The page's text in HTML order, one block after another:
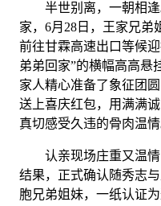
半世别离，一朝相逢
家，6月28日，王家兄弟
前往甘霖高速出口等候
弟弟回家”的横幅高高悬
家人精心准备了象征团
送上喜庆红包，用满满
真切感受久违的骨肉温情
认亲现场庄重又温情
结果，正式确认随秀志
胞兄弟姐妹，一纸认证